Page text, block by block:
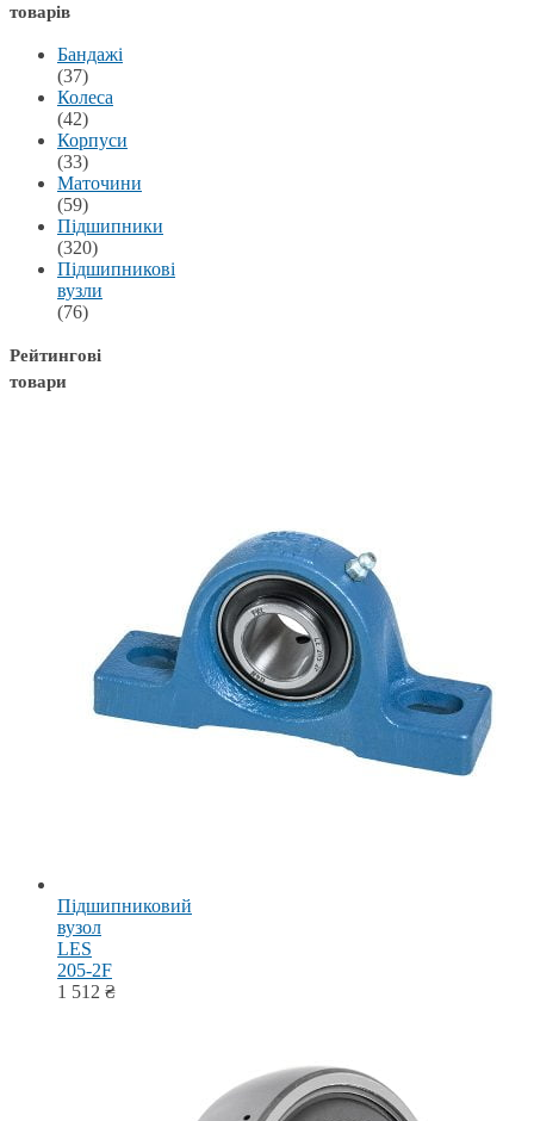
товарів
Бандажі
(37)
Колеса
(42)
Корпуси
(33)
Маточини
(59)
Підшипники
(320)
Підшипникові
вузли
(76)
Рейтингові
товари
Підшипниковий
вузол
LES
205-2F
1 512 ₴